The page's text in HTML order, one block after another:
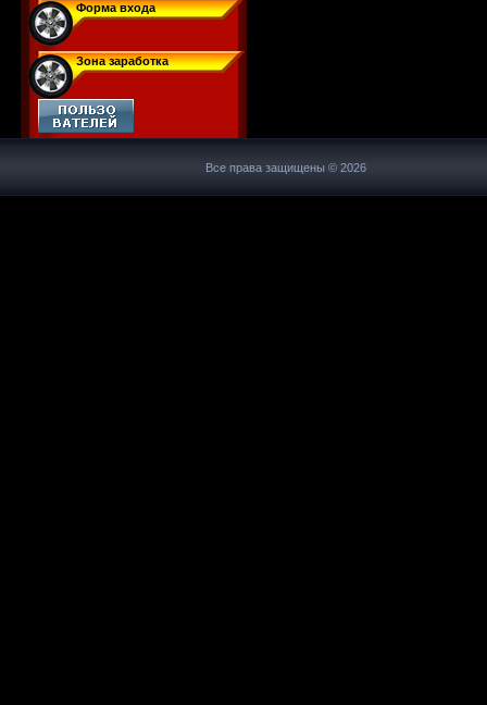
Форма входа
Зона заработка
Все права защищены © 2026